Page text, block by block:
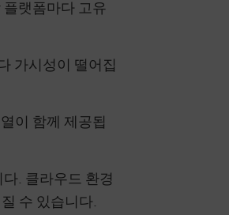
랫폼마다 고유
가시성이 떨어집
이 함께 제공됩
. 클라우드 환경
수 있습니다.